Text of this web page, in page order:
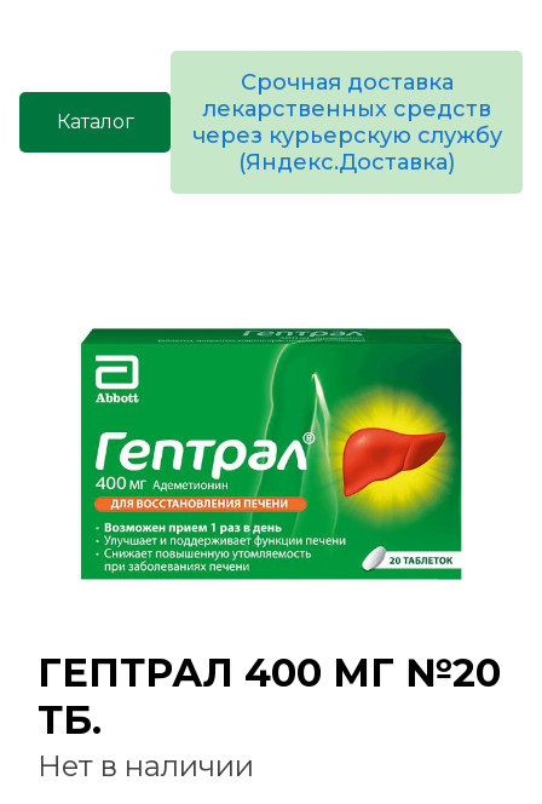
Каталог
Срочная доставка
лекарственных средств
через курьерскую службу
(Яндекс.Доставка)
ГЕПТРАЛ 400 МГ №20
ТБ.
Нет в наличии